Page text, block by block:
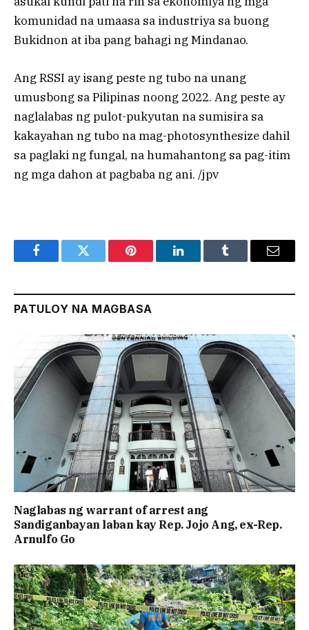
komunidad na umaasa sa industriya sa buong
Bukidnon at iba pang bahagi ng Mindanao.
Ang RSSI ay isang peste ng tubo na unang
umusbong sa Pilipinas noong 2022. Ang peste ay
naglalabas ng pulot-pukyutan na sumisira sa
kakayahan ng tubo na mag-photosynthesize dahil
sa paglaki ng fungal, na humahantong sa pag-itim
ng mga dahon at pagbaba ng ani. /jpv
FacebookTwitter Pinterest LinkedInTumblr Email
PATULOY NA MAGBASA
Naglabas ng warrant of arrest ang
Sandiganbayan laban kay Rep. Jojo Ang, ex-Rep.
Arnulfo Go